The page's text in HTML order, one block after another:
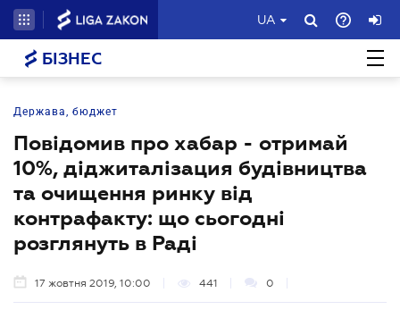
UA
БІЗНЕС
Держава, бюджет
Повідомив про хабар - отримай
10%, діджиталізация будівництва
та очищення ринку від
контрафакту: що сьогодні
розглянуть в Раді
17 жовтня 2019, 10:00 441 0